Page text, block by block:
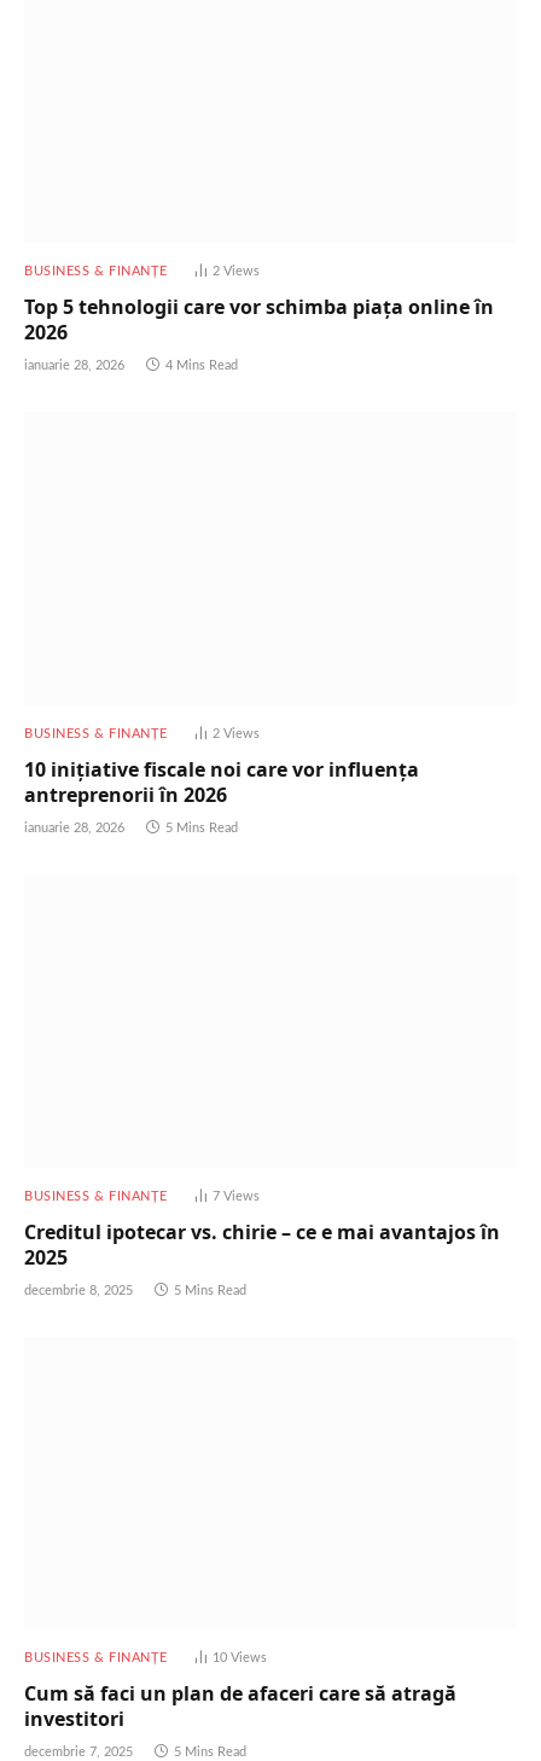
BUSINESS & FINANȚE 2 Views
Top 5 tehnologii care vor schimba piața online în
2026
ianuarie 28, 2026 4 Mins Read
BUSINESS & FINANȚE 2 Views
10 inițiative fiscale noi care vor influența
antreprenorii în 2026
ianuarie 28, 2026 5 Mins Read
BUSINESS & FINANȚE 7 Views
Creditul ipotecar vs. chirie – ce e mai avantajos în
2025
decembrie 8, 2025 5 Mins Read
BUSINESS & FINANȚE 10 Views
Cum să faci un plan de afaceri care să atragă
investitori
decembrie 7, 2025 5 Mins Read